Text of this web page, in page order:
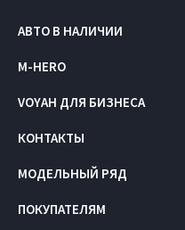
АВТО В НАЛИЧИИ
M-HERO
VOYAH ДЛЯ БИЗНЕСА
КОНТАКТЫ
МОДЕЛЬНЫЙ РЯД
ПОКУПАТЕЛЯМ